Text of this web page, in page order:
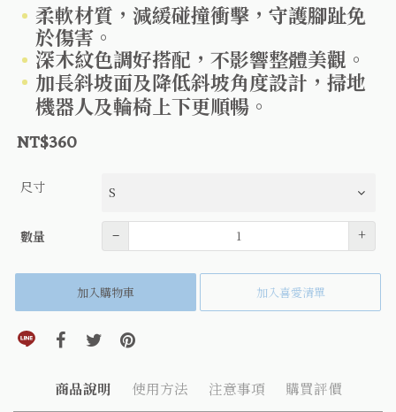
柔軟材質，減緩碰撞衝擊，守護腳趾免
於傷害。
深木紋色調好搭配，不影響整體美觀。
加長斜坡面及降低斜坡角度設計，掃地
機器人及輪椅上下更順暢。
NT$360
尺寸
數量 數量– +
加入購物車 加入喜愛清單
分享到line(另開視窗)
分享到facebook(另開視窗)
分享到twitter(另開視窗)
分享到pinterest(另開視窗)
商品說明 使用方法 注意事項 購買評價